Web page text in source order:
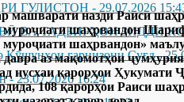
ГУЛИСТОН - 29.07.2026
ВА ТАДБИРҲОИ ЗИДДИ
Қӯшунҳои гарнизони Суғд-
-23.07.2026 16:24
машварати назди Раиси
муроҷиати шаҳрвандон
муроҷиати шаҳрвандон»
давра аз мақомотҳои
нусхаи қарорҳои Ҳукумати
108 қарорҳои Раиси